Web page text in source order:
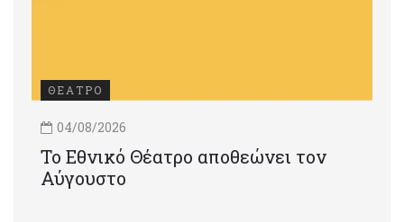
ΘΕΑΤΡΟ
04/08/2026
Το Εθνικό Θέατρο αποθεώνει τον
Αύγουστο